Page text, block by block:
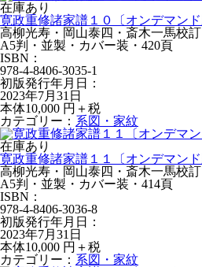
在庫あり
寛政重修諸家譜１０〔オンデマンド
高柳光寿・岡山泰四・斎木一馬校訂
A5判・並製・カバー装・420頁
ISBN：
978-4-8406-3035-1
初版発行年月日：
2023年7月31日
本体10,000 円＋税
カテゴリー： 系図・家紋
在庫あり
寛政重修諸家譜１１〔オンデマンド
高柳光寿・岡山泰四・斎木一馬校訂
A5判・並製・カバー装・414頁
ISBN：
978-4-8406-3036-8
初版発行年月日：
2023年7月31日
本体10,000 円＋税
カテゴリー： 系図・家紋